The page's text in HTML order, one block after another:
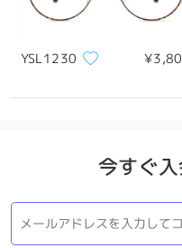
YSL1230
今すぐ